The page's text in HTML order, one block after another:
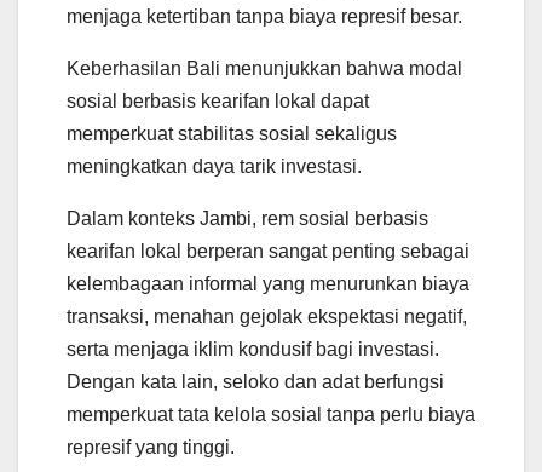
menjaga ketertiban tanpa biaya represif besar.
Keberhasilan Bali menunjukkan bahwa modal
sosial berbasis kearifan lokal dapat
memperkuat stabilitas sosial sekaligus
meningkatkan daya tarik investasi.
Dalam konteks Jambi, rem sosial berbasis
kearifan lokal berperan sangat penting sebagai
kelembagaan informal yang menurunkan biaya
transaksi, menahan gejolak ekspektasi negatif,
serta menjaga iklim kondusif bagi investasi.
Dengan kata lain, seloko dan adat berfungsi
memperkuat tata kelola sosial tanpa perlu biaya
represif yang tinggi.